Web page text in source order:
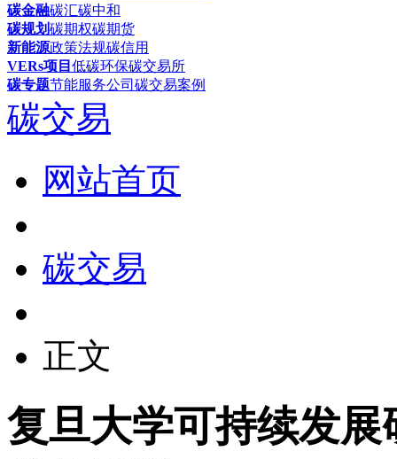
碳金融碳汇碳中和
碳规划碳期权碳期货
新能源政策法规碳信用
VERs项目 低碳环保碳交易所
碳专题节能服务公司 碳交易案例
碳交易
网站首页
碳交易
正文
复旦大学可持续发